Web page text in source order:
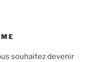
souhaitez devenir